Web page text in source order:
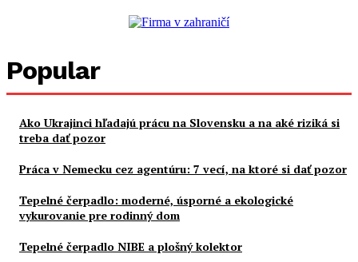
Popular
Ako Ukrajinci hľadajú prácu na Slovensku a na aké riziká si
treba dať pozor
Práca v Nemecku cez agentúru: 7 vecí, na ktoré si dať pozor
Tepelné čerpadlo: moderné, úsporné a ekologické
vykurovanie pre rodinný dom
Tepelné čerpadlo NIBE a plošný kolektor